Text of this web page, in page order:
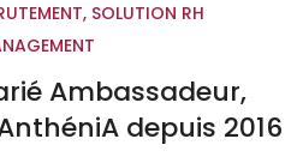
, SOLUTION RH
Ambassadeur,
depuis 2016